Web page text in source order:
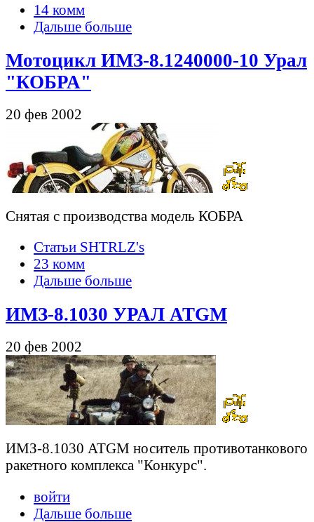
14 комм
Дальше больше
Мотоцикл ИМЗ-8.1240000-10 Урал
"КОБРА"
20 фев 2002
Снятая с производства модель КОБРА
Статьи SHTRLZ's
23 комм
Дальше больше
ИМЗ-8.1030 УРАЛ ATGM
20 фев 2002
ИМЗ-8.1030 ATGM носитель противотанкового
ракетного комплекса "Конкурс".
войти
Дальше больше